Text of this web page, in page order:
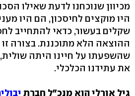
מכיוון שנוכחנו לדעת שאילו
היו מוקצים לחיסכון, הם היו
שקלים בעשור, כדאי להתחייב
ההוצאה הלא מתוכננת. בצורה
שהשפעתו על חיינו היתה
את עתידנו הכלכלי.
גיל אורלי הוא מנכ"ל חברת